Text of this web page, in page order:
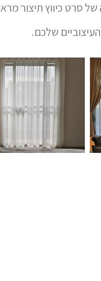
של סרט כיווץ תיצור
שלכם.